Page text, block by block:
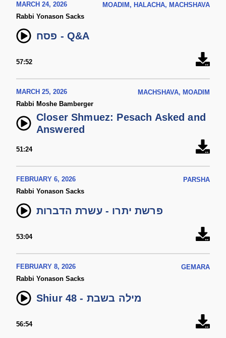
MARCH 24, 2026
MOADIM, HALACHA, MACHSHAVA
Rabbi Yonason Sacks
פסח - Q&A
57:52
MARCH 25, 2026
MACHSHAVA, MOADIM
Rabbi Moshe Bamberger
Closer Shmuez: Pesach Asked and
Answered
51:24
FEBRUARY 6, 2026
PARSHA
Rabbi Yonason Sacks
פרשת יתרו - עשרת הדברות
53:04
FEBRUARY 8, 2026
GEMARA
Rabbi Yonason Sacks
Shiur 48 - מילה בשבת
56:54